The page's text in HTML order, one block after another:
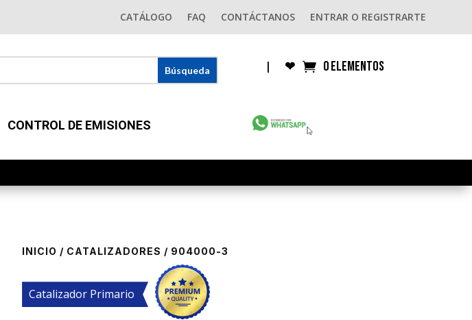
CATÁLOGO FAQ CONTÁCTANOS ENTRAR O REGISTRARTE
| ❤︎ 0 elementos
CONTROL DE EMISIONES
INICIO / CATALIZADORES / 904000-3
Catalizador Primario